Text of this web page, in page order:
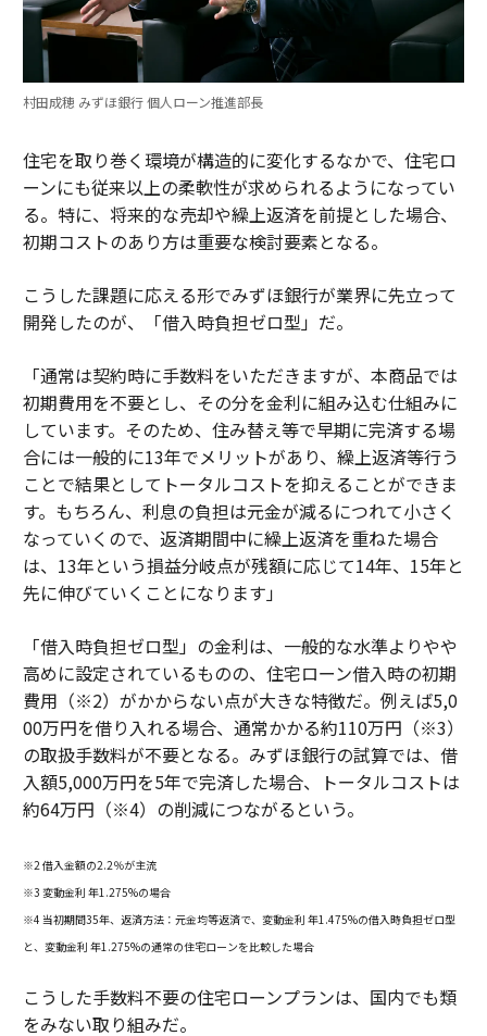
村田成穂 みずほ銀行 個人ローン推進部長
住宅を取り巻く環境が構造的に変化するなかで、住宅ロ
ーンにも従来以上の柔軟性が求められるようになってい
る。特に、将来的な売却や繰上返済を前提とした場合、
初期コストのあり方は重要な検討要素となる。
こうした課題に応える形でみずほ銀行が業界に先立って
開発したのが、「借入時負担ゼロ型」だ。
「通常は契約時に手数料をいただきますが、本商品では
初期費用を不要とし、その分を金利に組み込む仕組みに
しています。そのため、住み替え等で早期に完済する場
合には一般的に13年でメリットがあり、繰上返済等行う
ことで結果としてトータルコストを抑えることができま
す。もちろん、利息の負担は元金が減るにつれて小さく
なっていくので、返済期間中に繰上返済を重ねた場合
は、13年という損益分岐点が残額に応じて14年、15年と
先に伸びていくことになります」
「借入時負担ゼロ型」の金利は、一般的な水準よりやや
高めに設定されているものの、住宅ローン借入時の初期
費用（※2）がかからない点が大きな特徴だ。例えば5,0
00万円を借り入れる場合、通常かかる約110万円（※3）
の取扱手数料が不要となる。みずほ銀行の試算では、借
入額5,000万円を5年で完済した場合、トータルコストは
約64万円（※4）の削減につながるという。
※2 借入金額の2.2％が主流
※3 変動金利 年1.275%の場合
※4 当初期間35年、返済方法：元金均等返済で、変動金利 年1.475%の借入時負担ゼロ型
と、変動金利 年1.275%の通常の住宅ローンを比較した場合
こうした手数料不要の住宅ローンプランは、国内でも類
をみない取り組みだ。